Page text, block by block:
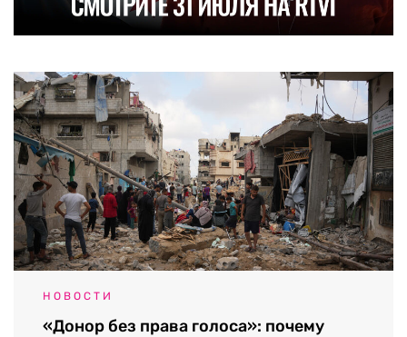
НОВОСТИ
«Донор без права голоса»: почему